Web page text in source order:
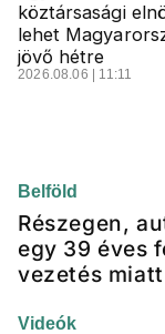
köztársasági
lehet
jövő hétre
2026.08.06 | 11:11
Belföld
Részegen,
egy 39 éves
vezetés miatt
Videók